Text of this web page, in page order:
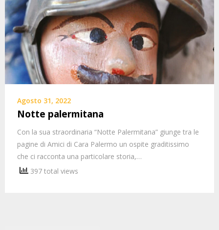
Agosto 31, 2022
Notte palermitana
Con la sua straordinaria “Notte Palermitana” giunge tra le
pagine di Amici di Cara Palermo un ospite graditissimo
che ci racconta una particolare storia,…
397 total views